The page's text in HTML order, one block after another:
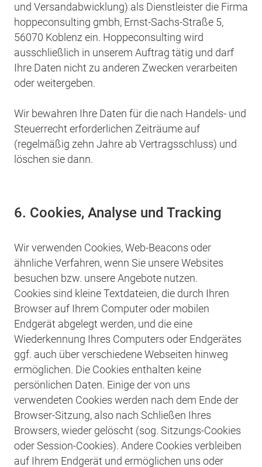
und Versandabwicklung) als Dienstleister die Firma
hoppeconsulting gmbh, Ernst-Sachs-Straße 5,
56070 Koblenz ein. Hoppeconsulting wird
ausschließlich in unserem Auftrag tätig und darf
Ihre Daten nicht zu anderen Zwecken verarbeiten
oder weitergeben.
Wir bewahren Ihre Daten für die nach Handels- und
Steuerrecht erforderlichen Zeiträume auf
(regelmäßig zehn Jahre ab Vertragsschluss) und
löschen sie dann.
6. Cookies, Analyse und Tracking
Wir verwenden Cookies, Web-Beacons oder
ähnliche Verfahren, wenn Sie unsere Websites
besuchen bzw. unsere Angebote nutzen.
Cookies sind kleine Textdateien, die durch Ihren
Browser auf Ihrem Computer oder mobilen
Endgerät abgelegt werden, und die eine
Wiederkennung Ihres Computers oder Endgerätes
ggf. auch über verschiedene Webseiten hinweg
ermöglichen. Die Cookies enthalten keine
persönlichen Daten. Einige der von uns
verwendeten Cookies werden nach dem Ende der
Browser-Sitzung, also nach Schließen Ihres
Browsers, wieder gelöscht (sog. Sitzungs-Cookies
oder Session-Cookies). Andere Cookies verbleiben
auf Ihrem Endgerät und ermöglichen uns oder